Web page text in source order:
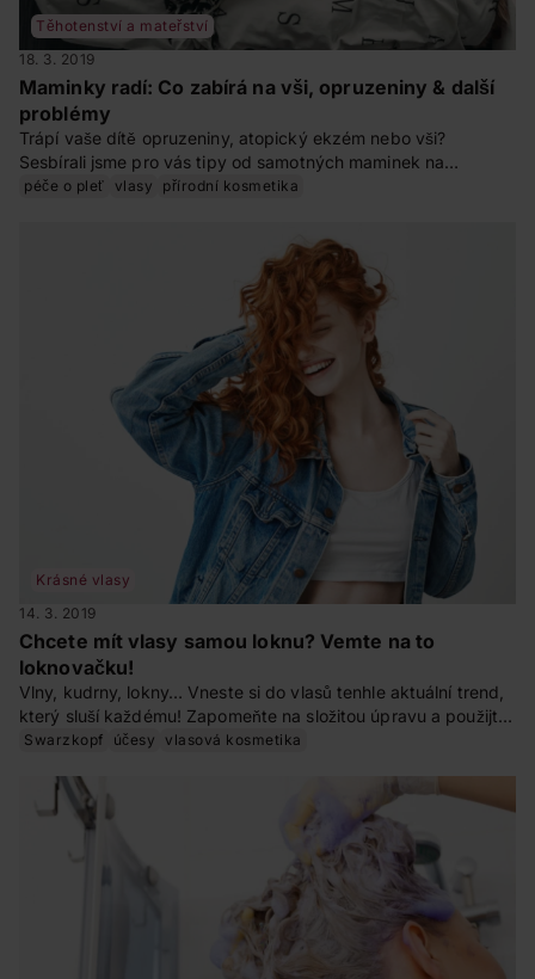
Těhotenství a mateřství
18. 3. 2019
Maminky radí: Co zabírá na vši, opruzeniny & další
problémy
Trápí vaše dítě opruzeniny, atopický ekzém nebo vši?
Sesbírali jsme pro vás tipy od samotných maminek na
konkrétní problémy s dětskou pokožkou. A třeba v nich
péče o pleť vlasy přírodní kosmetika
Krásné vlasy
14. 3. 2019
Chcete mít vlasy samou loknu? Vemte na to
loknovačku!
Vlny, kudrny, lokny… Vneste si do vlasů tenhle aktuální trend,
který sluší každému! Zapomeňte na složitou úpravu a použijte
současný hit – loknovačku. Jak na to, jsme se ptali expertky
Swarzkopf účesy vlasová kosmetika